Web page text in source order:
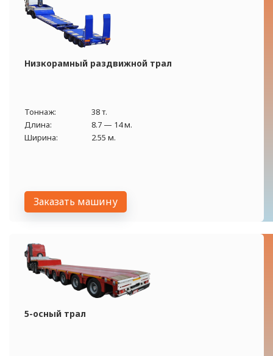
Низкорамный раздвижной трал
Тоннаж:
38 т.
Длина:
8.7 — 14 м.
Ширина:
2.55 м.
Заказать машину
5-осный трал